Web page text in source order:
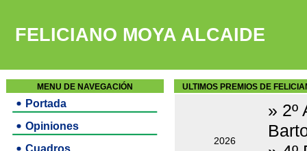
FELICIANO MOYA ALCAIDE
MENU DE NAVEGACIÓN
Portada
Opiniones
Cuadros
ULTIMOS PREMIOS DE
2026
» 2º